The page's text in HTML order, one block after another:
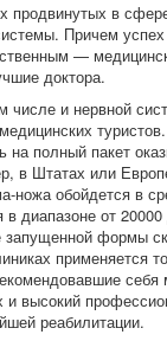
продвинутых в
Причем успех
—
доктора.
числе и нервной
на полный пакет
в Штатах или
ножа обойдется в
диапазоне от
запущенной формы
применяется
себя
высокий
реабилитации.